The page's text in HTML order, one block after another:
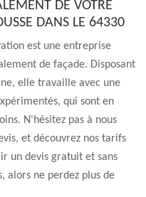
DE VOTRE
DANS LE 64330
est une entreprise
de façade. Disposant
elle travaille avec une
qui sont en
N'hésitez pas à nous
et découvrez nos tarifs
un devis gratuit et sans
alors ne perdez plus de